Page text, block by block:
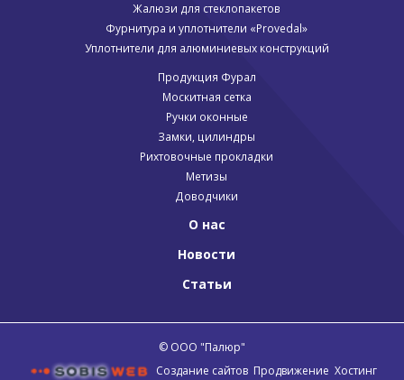
Жалюзи для стеклопакетов
Фурнитура и уплотнители «Provedal»
Уплотнители для алюминиевых конструкций
Продукция Фурал
Москитная сетка
Ручки оконные
Замки, цилиндры
Рихтовочные прокладки
Метизы
Доводчики
О нас
Новости
Статьи
© ООО "Палюр"
Создание сайтов Продвижение Хостинг